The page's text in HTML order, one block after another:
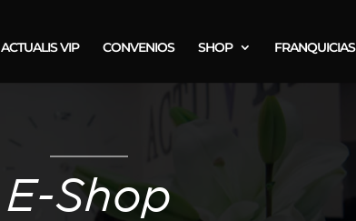
ACTUALIS VIP CONVENIOS SHOP FRANQUICIAS
E-Shop